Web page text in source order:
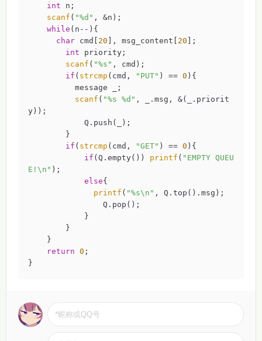
int n;
scanf ( "%d" , &n);
while (n--){
char cmd[ 20 ], msg_content[ 20 ];
int priority;
scanf ( "%s" , cmd);
if ( strcmp (cmd, "PUT" ) == 0 ){
message _;
scanf ( "%s %d" , _.msg, &(_.priorit
y));
Q.push(_);
}
if ( strcmp (cmd, "GET" ) == 0 ){
if (Q.empty()) printf ( "EMPTY QUEU
E!\n" );
else{
printf ( "%s\n" , Q.top().msg);
Q.pop();
}
}
}
return 0 ;
}